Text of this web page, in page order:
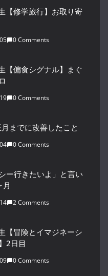
【修学旅行】お取り寄
0 Comments
【偏食シグナル】まぐ
0 Comments
までに改善したこと
0 Comments
ー行きたいよ」と言い
月
2 Comments
【冒険とイマジネーシ
2日目
0 Comments